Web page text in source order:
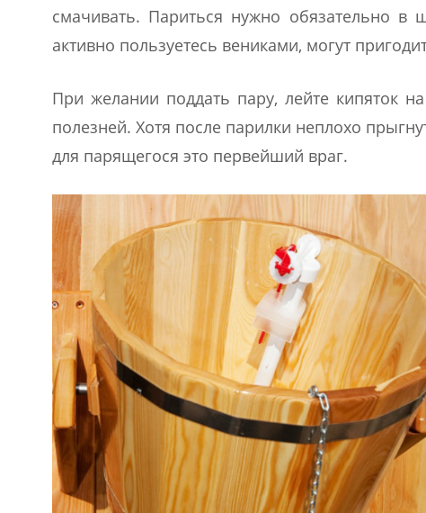
смачивать. Париться нужно обязательно
активно пользуетесь вениками, могут
При желании поддать пару, лейте кипяток
полезней. Хотя после парилки неплохо
для парящегося это первейший враг.